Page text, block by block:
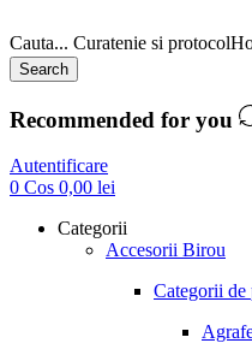
Cauta... Curatenie si protocol
Search
Recommended for you
Autentificare
0 Cos 0,00 lei
Categorii
Accesorii Birou
Categorii de